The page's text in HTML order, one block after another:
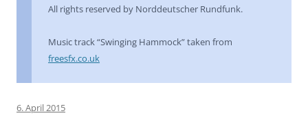
All rights reserved by Norddeutscher Rundfunk.
Music track “Swinging Hammock” taken from
freesfx.co.uk
6. April 2015